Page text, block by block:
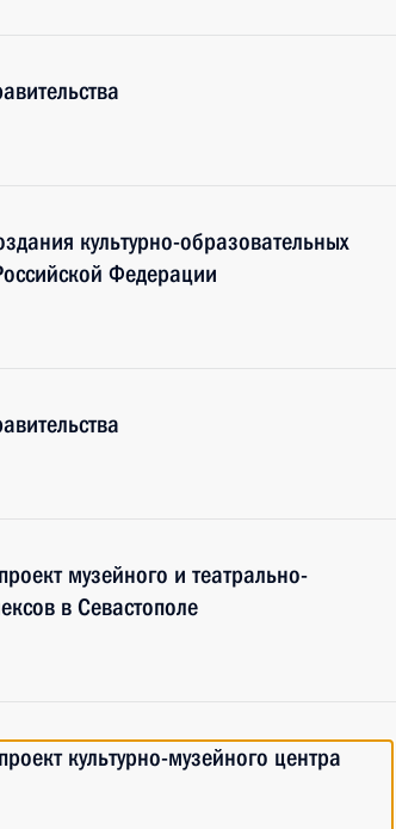
культурно-образовательных
Федерации
музейного и театрально-
в Севастополе
культурно-музейного центра